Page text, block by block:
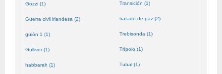
Gozzi (1)
Guerra civil irlandesa (2)
guión 1 (1)
Gulliver (1)
habbarah (1)
Transición (1)
tratado de paz (2)
Trebisonda (1)
Trípolo (1)
Tubal (1)